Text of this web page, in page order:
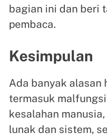
bagian ini dan beri
pembaca.
Kesimpulan
Ada banyak alasan
termasuk
kesalahan
lunak dan sistem,